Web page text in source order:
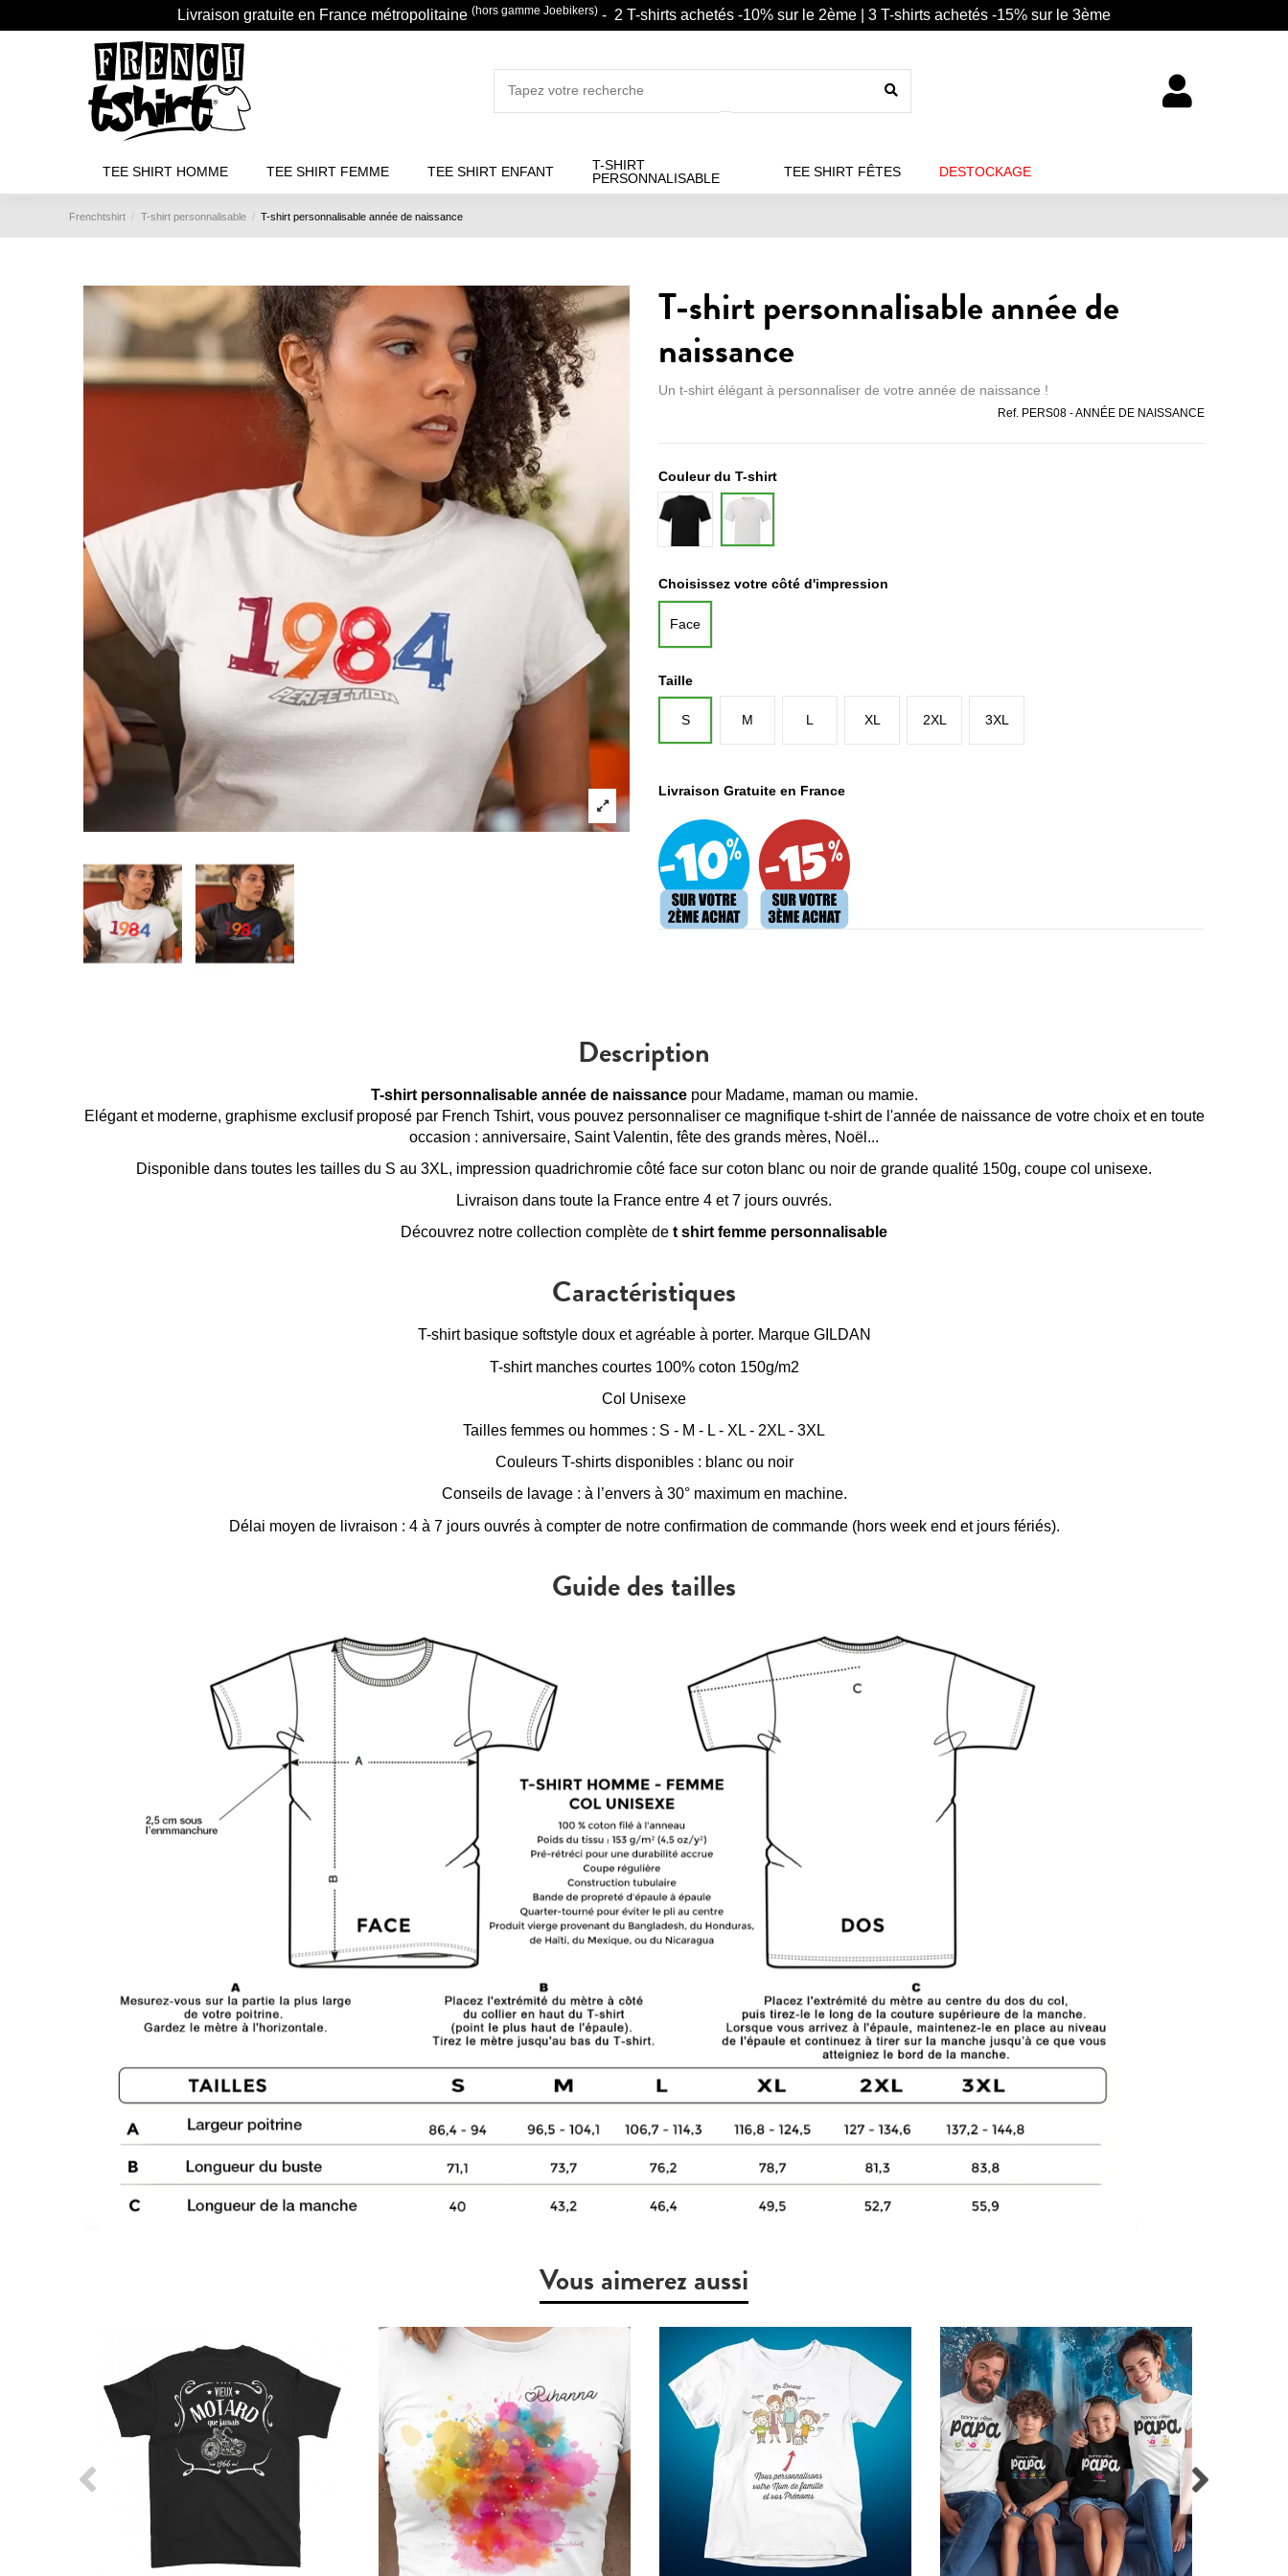
Livraison gratuite en France métropolitaine (hors gamme Joebikers) - 2 T-shirts achetés -10% sur le 2ème | 3 T-shirts achetés -15% sur le 3ème
TEE SHIRT HOMME TEE SHIRT FEMME TEE SHIRT ENFANT
T-SHIRT
PERSONNALISABLE
TEE SHIRT FÊTES DESTOCKAGE
Frenchtshirt T-shirt personnalisable T-shirt personnalisable année de naissance
T-shirt personnalisable année de
naissance
Un t-shirt élégant à personnaliser de votre année de naissance !
Ref. PERS08 - ANNÉE DE NAISSANCE
Couleur du T-shirt
Noir
Blanc
Choisissez votre côté d'impression
Face
Taille
S M L XL 2XL 3XL
Livraison Gratuite en France
Description
T-shirt personnalisable année de naissancepour Madame, maman ou mamie.
Elégant et moderne, graphisme exclusif proposé par French Tshirt, vous pouvez personnaliser ce magnifique t-shirt de l'année de naissance de votre choix et en toute
occasion : anniversaire, Saint Valentin, fête des grands mères, Noël...
Disponible dans toutes les tailles du S au 3XL, impression quadrichromie côté face sur coton blanc ou noir de grande qualité 150g, coupe col unisexe.
Livraison dans toute la France entre 4 et 7 jours ouvrés.
Découvrez notre collection complète de t shirt femme personnalisable
Caractéristiques
T-shirt basique softstyle doux et agréable à porter. Marque GILDAN
T-shirt manches courtes 100% coton 150g/m2
Col Unisexe
Tailles femmes ou hommes : S - M - L - XL - 2XL - 3XL
Couleurs T-shirts disponibles : blanc ou noir
Conseils de lavage : à l’envers à 30° maximum en machine.
Délai moyen de livraison : 4 à 7 jours ouvrés à compter de notre confirmation de commande (hors week end et jours fériés).
Guide des tailles
Vous aimerez aussi